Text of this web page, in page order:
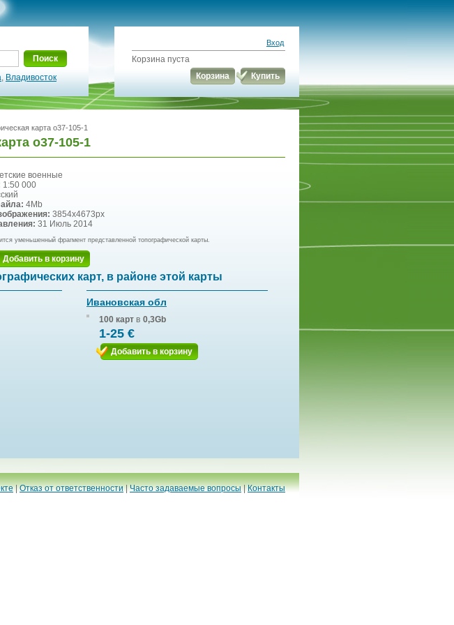
Поиск
, Владивосток
Вход
Корзина пуста
Корзина
Купить
карта o37-105-1
o37-105-1
военные
1:50 000
4Mb
3854x4673px
31 Июль 2014
уменьшенный фрагмент представленной топографической карты.
Добавить в корзину
карт, в районе этой карты
Ивановская обл
100 карт в 0,3Gb
1-25 €
Добавить в корзину
|Отказ от ответственности|Часто задаваемые вопросы|Контакты